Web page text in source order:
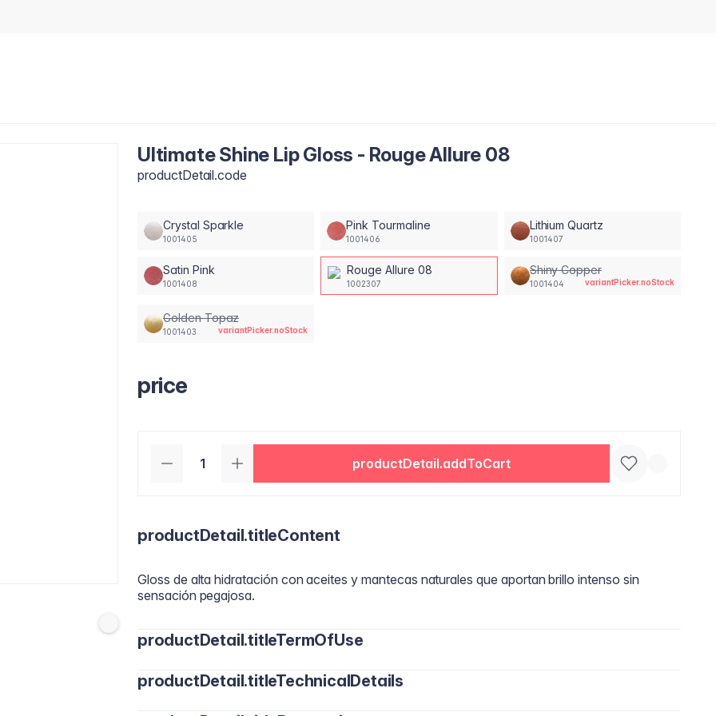
Ultimate Shine Lip Gloss - Rouge Allure 08
productDetail.code
Crystal Sparkle
1001405
Pink Tourmaline
1001406
Lithium Quartz
1001407
Satin Pink
1001408
Rouge Allure 08
1002307
Shiny Copper
1001404 variantPicker.noStock
Golden Topaz
1001403 variantPicker.noStock
price
productDetail.addToCart
productDetail.titleContent
Gloss de alta hidratación con aceites y mantecas naturales que aportan brillo intenso sin
sensación pegajosa.
productDetail.titleTermOfUse
Para un look natural, aplica Ultimate Shine directamente sobre los labios sin delineador. Si
productDetail.titleTechnicalDetails